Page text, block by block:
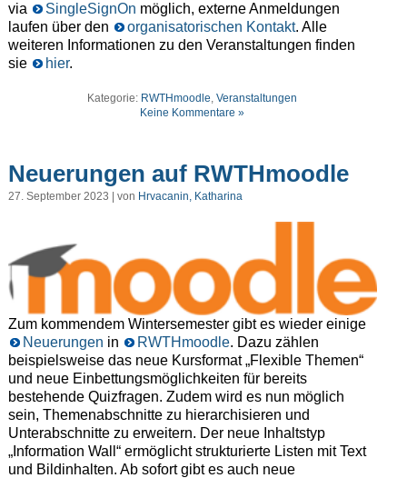
via
SingleSignOn möglich, externe Anmeldungen
laufen über den
organisatorischen Kontakt. Alle
weiteren Informationen zu den Veranstaltungen finden
sie
hier.
Kategorie: RWTHmoodle,Veranstaltungen
Keine Kommentare »
Neuerungen auf RWTHmoodle
27. September 2023 | von Hrvacanin, Katharina
Zum kommendem Wintersemester gibt es wieder einige
Neuerungen in RWTHmoodle. Dazu zählen
beispielsweise das neue Kursformat „Flexible Themen“
und neue Einbettungsmöglichkeiten für bereits
bestehende Quizfragen. Zudem wird es nun möglich
sein, Themenabschnitte zu hierarchisieren und
Unterabschnitte zu erweitern. Der neue Inhaltstyp
„Information Wall“ ermöglicht strukturierte Listen mit Text
und Bildinhalten. Ab sofort gibt es auch neue